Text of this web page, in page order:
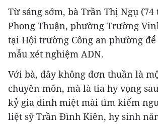
Từ sáng sớm, bà Trần Thị Ngụ
Phong Thuận, phường Trường
tại Hội trường Công an phường
mẫu xét nghiệm ADN.
Với bà, đây không đơn thuần là
chuyên môn, mà là tia hy vọng
kỷ gia đình miệt mài tìm kiếm
liệt sỹ Trần Đình Kiên, hy sinh